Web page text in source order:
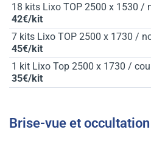
18 kits Lixo TOP 2500 x 1530 /
42€/kit
7 kits Lixo TOP 2500 x 1730 /
45€/kit
1 kit Lixo Top 2500 x 1730 /
35€/kit
Brise-vue et